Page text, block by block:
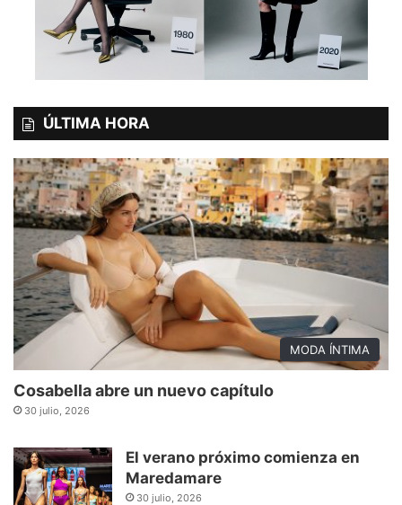
ÚLTIMA HORA
MODA ÍNTIMA
Cosabella abre un nuevo capítulo
30 julio, 2026
El verano próximo comienza en
Maredamare
30 julio, 2026